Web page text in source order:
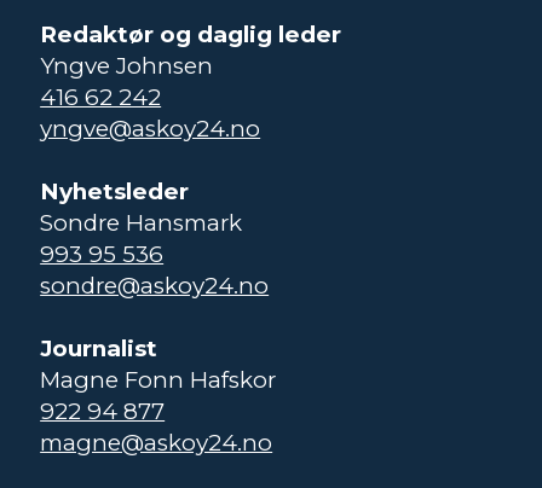
Redaktør og daglig leder
Yngve Johnsen
416 62 242
yngve@askoy24.no
Nyhetsleder
Sondre Hansmark
993 95 536
sondre@askoy24.no
Journalist
Magne Fonn Hafskor
922 94 877
magne@askoy24.no